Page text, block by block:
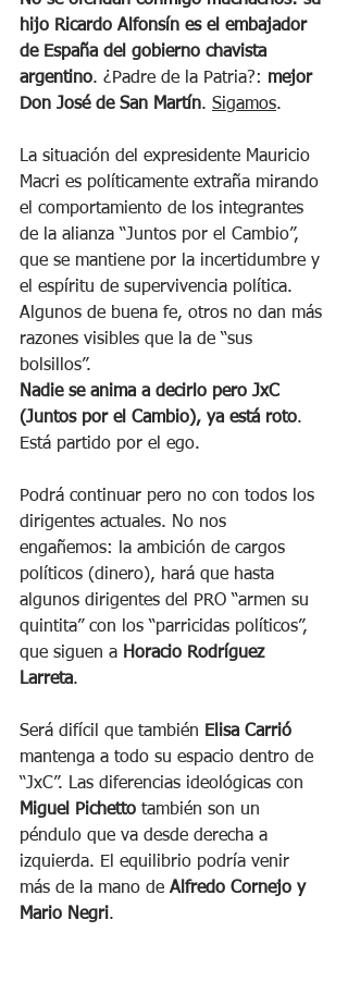
hijo Ricardo Alfonsín es el embajador
de España del gobierno chavista
argentino. ¿Padre de la Patria?: mejor
Don José de San Martín. Sigamos.
La situación del expresidente Mauricio
Macri es políticamente extraña mirando
el comportamiento de los integrantes
de la alianza “Juntos por el Cambio”,
que se mantiene por la incertidumbre y
el espíritu de supervivencia política.
Algunos de buena fe, otros no dan más
razones visibles que la de “sus
bolsillos”.
Nadie se anima a decirlo pero JxC
(Juntos por el Cambio), ya está roto.
Está partido por el ego.
Podrá continuar pero no con todos los
dirigentes actuales. No nos
engañemos: la ambición de cargos
políticos (dinero), hará que hasta
algunos dirigentes del PRO “armen su
quintita” con los “parricidas políticos”,
que siguen a Horacio Rodríguez
Larreta.
Será difícil que también Elisa Carrió
mantenga a todo su espacio dentro de
“JxC”. Las diferencias ideológicas con
Miguel Pichetto también son un
péndulo que va desde derecha a
izquierda. El equilibrio podría venir
más de la mano de Alfredo Cornejo y
Mario Negri.